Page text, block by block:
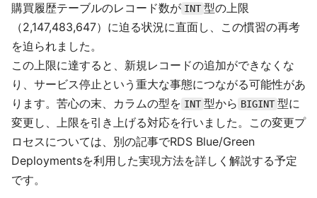
購買履歴テーブルのレコード数が INT 型の上限
（2,147,483,647）に迫る状況に直面し、この慣習の再考
を迫られました。
この上限に達すると、新規レコードの追加ができなくな
り、サービス停止という重大な事態につながる可能性があ
ります。苦心の末、カラムの型を INT 型から BIGINT 型に
変更し、上限を引き上げる対応を行いました。この変更プ
ロセスについては、別の記事でRDS Blue/Green
Deploymentsを利用した実現方法を詳しく解説する予定
です。